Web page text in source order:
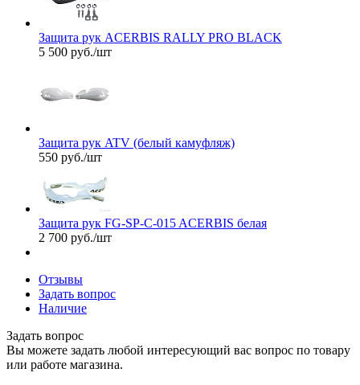
Защита рук ACERBIS RALLY PRO BLACK
5 500 руб./шт
Защита рук ATV (белый камуфляж)
550 руб./шт
Защита рук FG-SP-C-015 ACERBIS белая
2 700 руб./шт
Отзывы
Задать вопрос
Наличие
Задать вопрос
Вы можете задать любой интересующий вас вопрос по товару
или работе магазина.